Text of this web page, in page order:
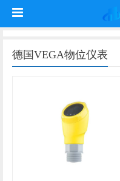
德国VEGA物位仪表